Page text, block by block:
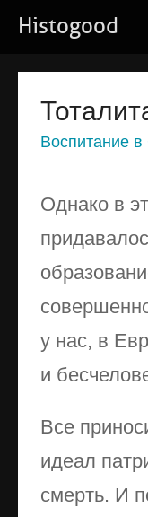
Histogood
Воспитание в
Однако в
у нас, в
и
Все
идеал
смерть. И